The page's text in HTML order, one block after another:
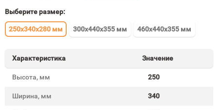
Выберите размер:
250x340x280 мм 300x440x355 мм 460x440x355 мм
Характеристика Значение
Высота, мм 250
Ширина, мм 340